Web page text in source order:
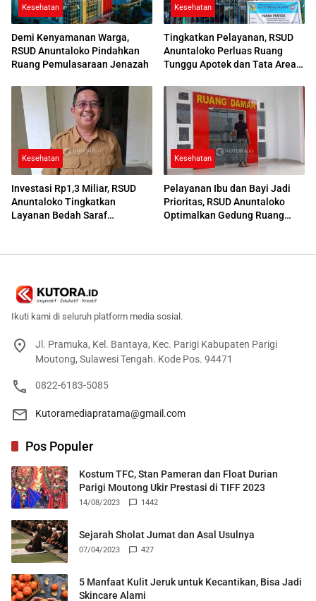
Kesehatan
Demi Kenyamanan Warga,
RSUD Anuntaloko Pindahkan
Ruang Pemulasaraan Jenazah
Kesehatan
Tingkatkan Pelayanan, RSUD
Anuntaloko Perluas Ruang
Tunggu Apotek dan Tata Area
Kesehatan
Investasi Rp1,3 Miliar, RSUD
Anuntaloko Tingkatkan
Layanan Bedah Saraf
Kesehatan
Pelayanan Ibu dan Bayi Jadi
Prioritas, RSUD Anuntaloko
Optimalkan Gedung Ruang
Ikuti kami di seluruh platform media sosial.
Jl. Pramuka, Kel. Bantaya, Kec. Parigi Kabupaten Parigi
Moutong, Sulawesi Tengah. Kode Pos. 94471
0822-6183-5085
Kutoramediapratama@gmail.com
Pos Populer
Kostum TFC, Stan Pameran dan Float Durian
Parigi Moutong Ukir Prestasi di TIFF 2023
14/08/2023 1442
Sejarah Sholat Jumat dan Asal Usulnya
07/04/2023 427
5 Manfaat Kulit Jeruk untuk Kecantikan, Bisa Jadi
Skincare Alami